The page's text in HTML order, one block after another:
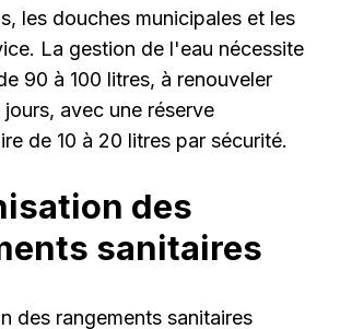
les douches municipales et les
La gestion de l'eau nécessite
90 à 100 litres, à renouveler
avec une réserve
de 10 à 20 litres par sécurité.
des
sanitaires
des rangements sanitaires